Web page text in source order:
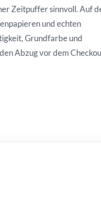
Zeitpuffer sinnvoll. Auf
und echten
Grundfarbe und
Abzug vor dem